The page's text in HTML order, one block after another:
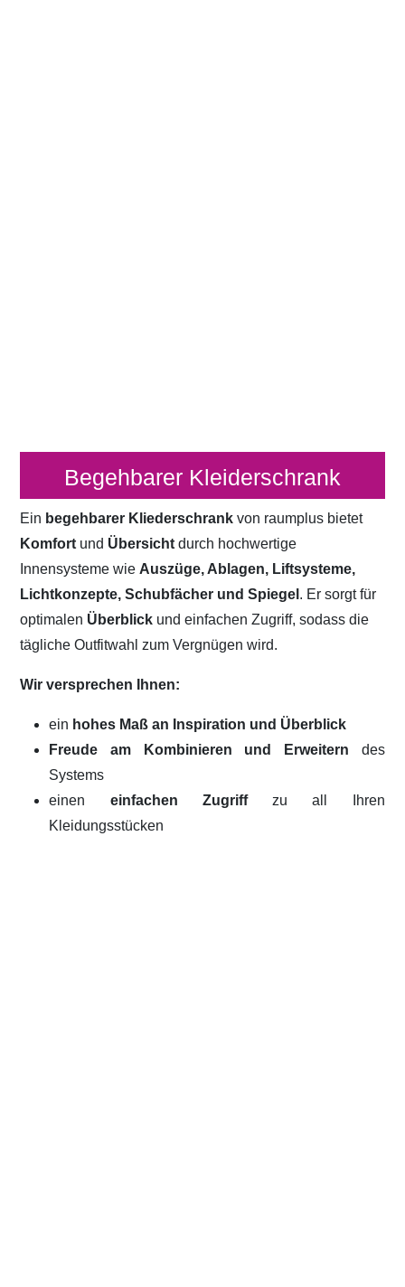
Begehbarer Kleiderschrank
Ein begehbarer Kliederschrankvon raumplus bietet
Komfort und Übersicht durch hochwertige
Innensysteme wie Auszüge, Ablagen, Liftsysteme,
Lichtkonzepte, Schubfächer und Spiegel . Er sorgt für
optimalen Überblick und einfachen Zugriff, sodass die
tägliche Outfitwahl zum Vergnügen wird.
Wir versprechen Ihnen:
ein hohes Maß an Inspiration und Überblick
Freude am Kombinieren und Erweitern des
Systems
einen einfachen Zugriffzu all Ihren
Kleidungsstücken